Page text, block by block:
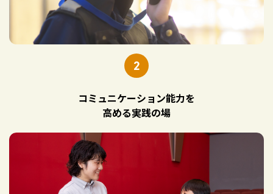
2
コミュニケーション能力を
高める実践の場